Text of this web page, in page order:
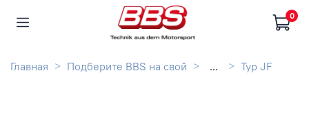
0
Главная Подберите BBS на свой ... Typ JF